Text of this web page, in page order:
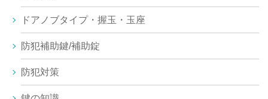
ドアノブタイプ・握玉・玉座
防犯補助鍵/補助錠
防犯対策